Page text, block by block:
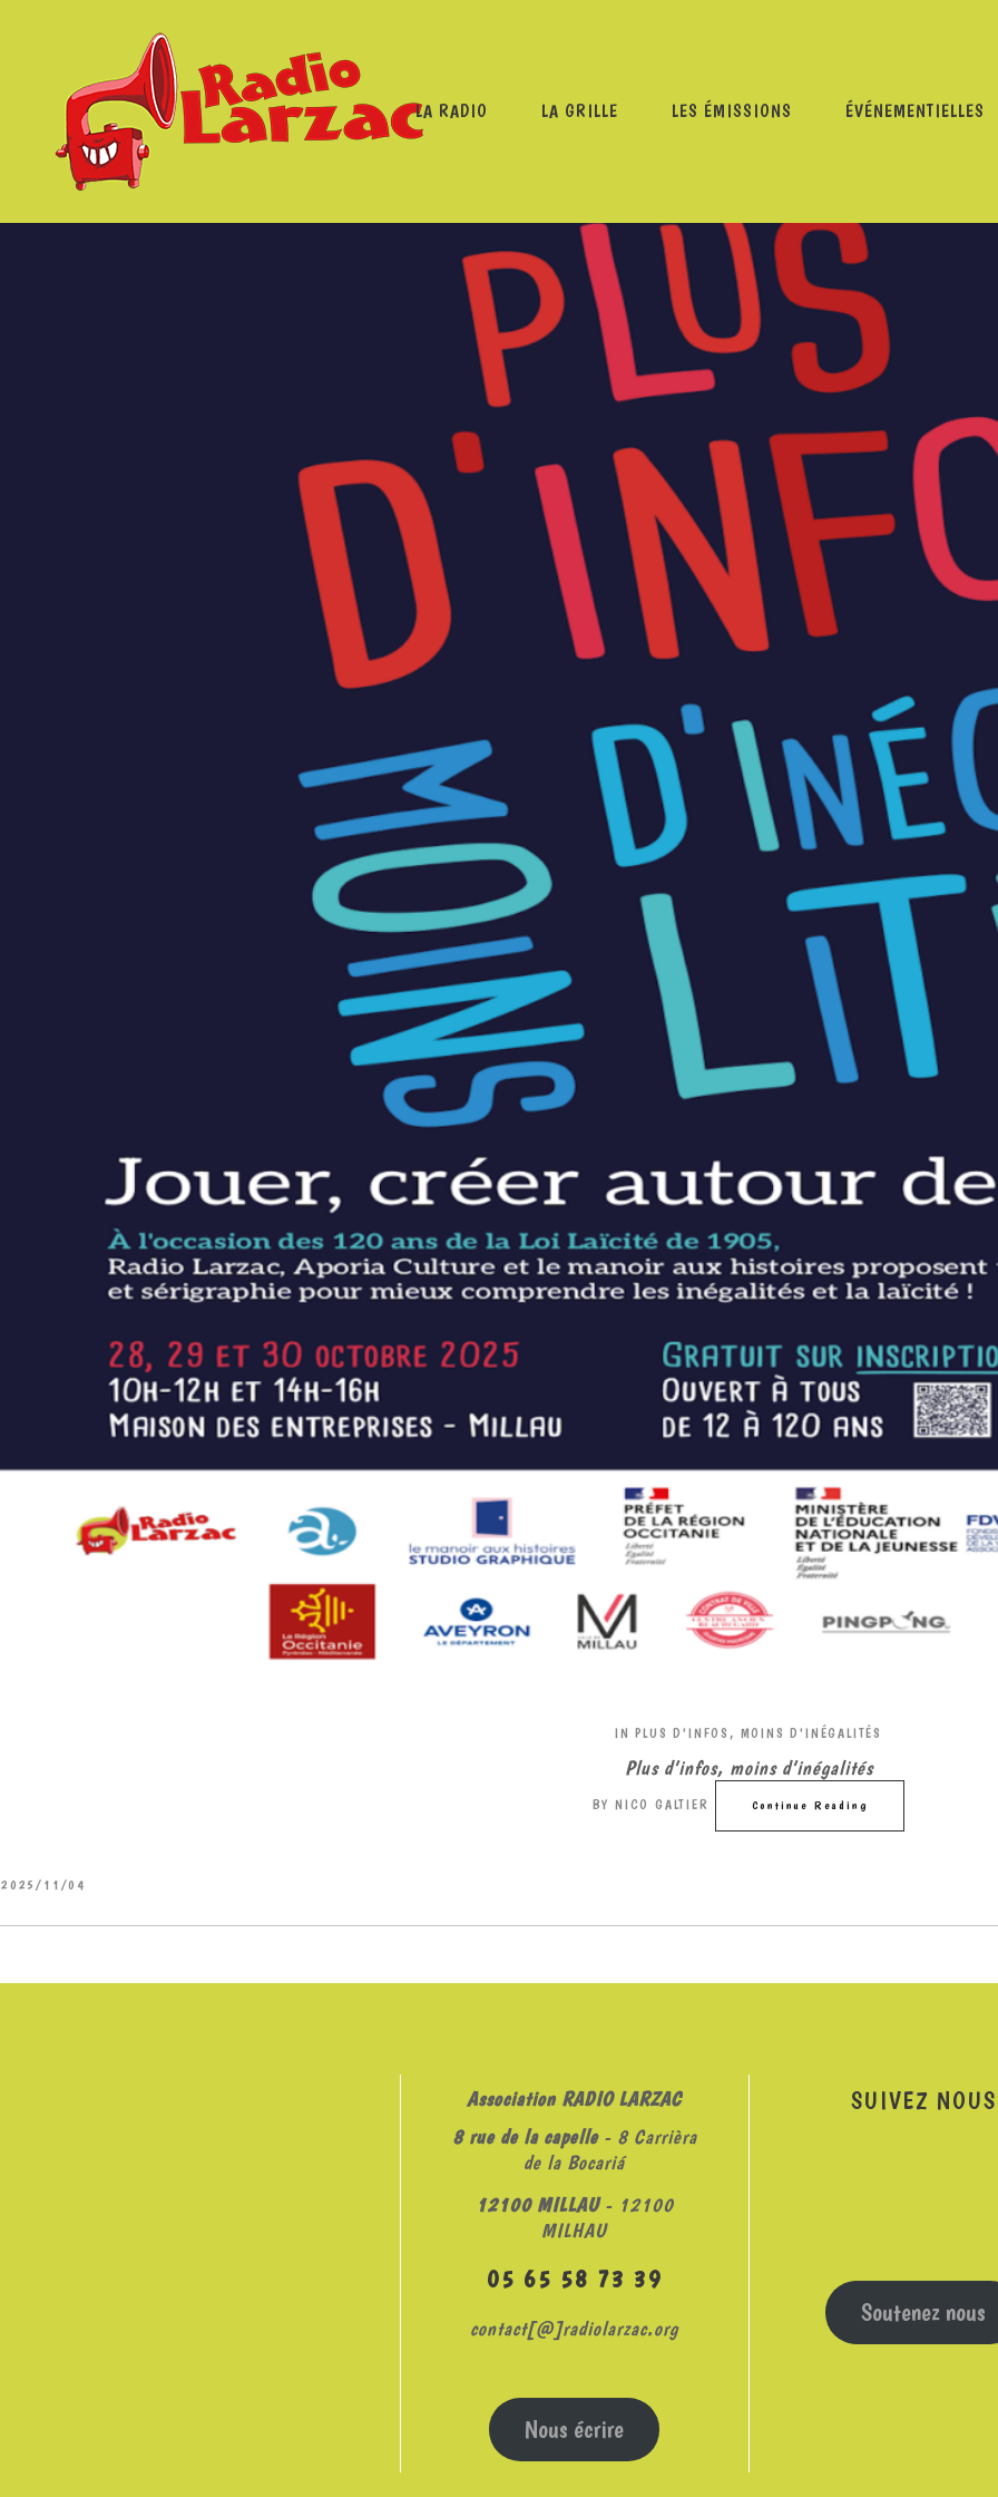
LA RADIO LA GRILLE LES ÉMISSIONS ÉVÉNEMENTIELLES
IN PLUS D'INFOS, MOINS D'INÉGALITÉS
Plus d’infos, moins d’inégalités
BY NICO GALTIER Continue Reading
2025/11/04
Association RADIO LARZAC
8 rue de la capelle- 8 Carrièra
de la Bocariá
12100 MILLAU- 12100
MILHAU
05 65 58 73 39
contact[@]radiolarzac.org
Nous écrire
SUIVEZ NOUS
Soutenez nous